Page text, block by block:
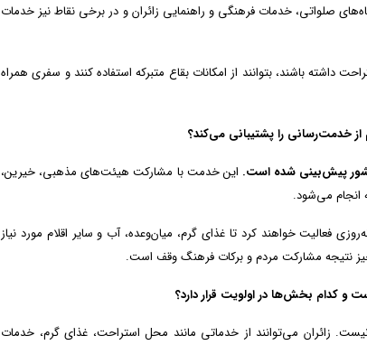
صلواتی، خدمات فرهنگی و راهنمایی زائران و در برخی نقاط نیز خدمات
داشته باشند، بتوانند از امکانات بقاع متبرکه استفاده کنند و سفری همراه
خدمت‌رسانی را پشتیبانی می‌کند؟
کشور پیش‌بینی شده است. این خدمت با مشارکت هیئت‌های مذهبی، خیرین،
انجام می‌شود.
فعالیت خواهند کرد تا غذای گرم، میان‌وعده، آب و سایر اقلام مورد نیاز
نتیجه مشارکت مردم و برکات فرهنگ وقف است.
و کدام بخش‌ها در اولویت قرار دارد؟
زائران می‌توانند از خدماتی مانند محل استراحت، غذای گرم، خدمات